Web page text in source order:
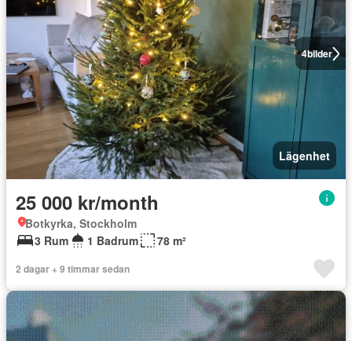
4bilder
Lägenhet
25 000 kr/month
Botkyrka, Stockholm
3 Rum
1 Badrum 78 m²
2 dagar + 9 timmar sedan